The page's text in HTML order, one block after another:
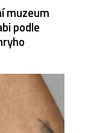
muzeum
podle